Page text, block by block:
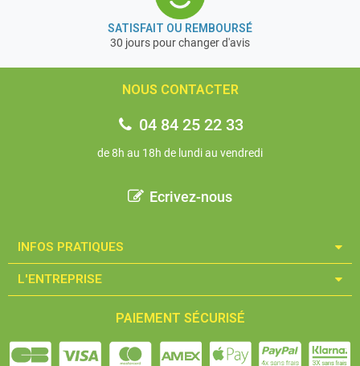
SATISFAIT OU REMBOURSÉ
30 jours pour changer d'avis
NOUS CONTACTER
04 84 25 22 33
de 8h au 18h de lundi au vendredi
Ecrivez-nous
INFOS PRATIQUES​
L'ENTREPRISE​
PAIEMENT SÉCURISÉ